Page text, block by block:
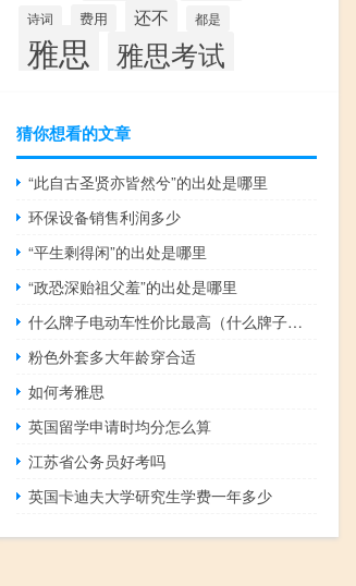
诗词 费用 还不 都是
雅思 雅思考试
猜你想看的文章
“此自古圣贤亦皆然兮”的出处是哪里
环保设备销售利润多少
“平生剩得闲”的出处是哪里
“政恐深贻祖父羞”的出处是哪里
什么牌子电动车性价比最高（什么牌子电动车最好）
粉色外套多大年龄穿合适
如何考雅思
英国留学申请时均分怎么算
江苏省公务员好考吗
英国卡迪夫大学研究生学费一年多少